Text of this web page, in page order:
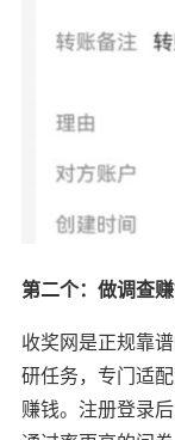
第二个：做调查
收奖网是正规靠
研任务，专门适
赚钱。注册登录